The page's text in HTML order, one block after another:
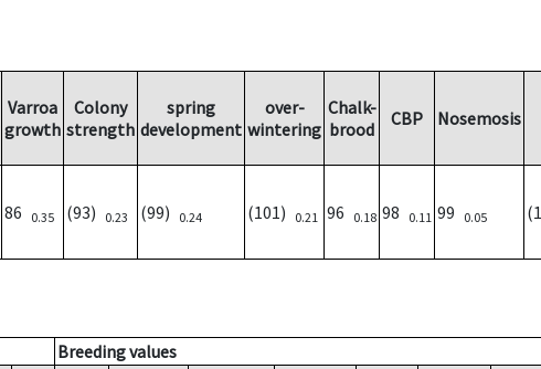
Varroa
growth
Colony
strength
spring
development
over-
wintering
Chalk-
brood
CBP Nosemosis
86 0.35 (93) 0.23 (99) 0.24 (101) 0.21 96 0.18 98 0.11 99 0.05
Breeding values